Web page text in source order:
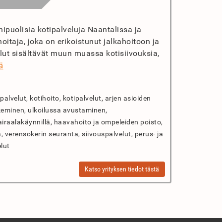
kotipalveluja Naantalissa ja
joka on erikoistunut jalkahoitoon ja
sisältävät muun muassa kotisiivouksia,
kotihoito, kotipalvelut, arjen asioiden
ulkoilussa avustaminen,
haavahoito ja ompeleiden poisto,
seuranta, siivouspalvelut, perus- ja
Katso yrityksen tiedot tästä